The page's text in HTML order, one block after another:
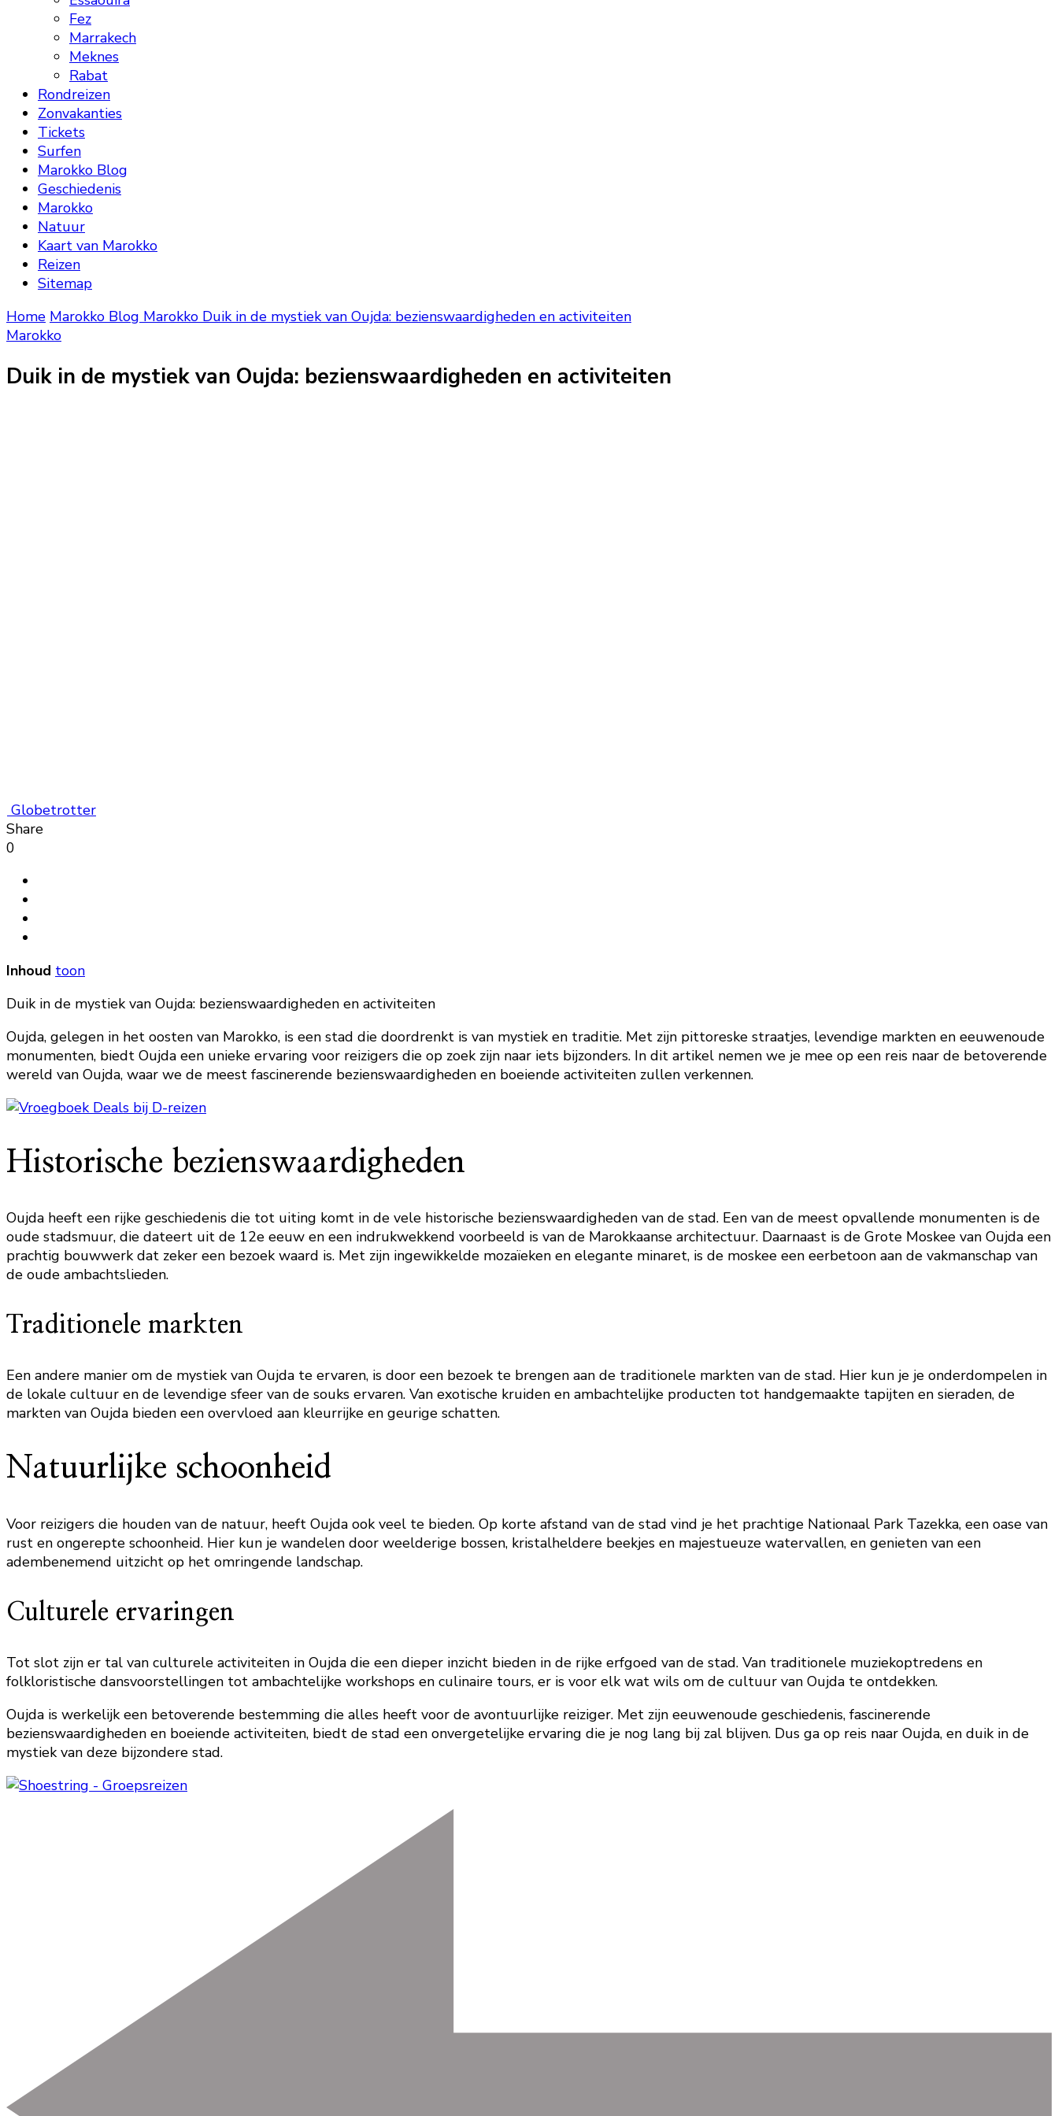
Fez
Marrakech
Meknes
Rabat
Rondreizen
Zonvakanties
Tickets
Surfen
Marokko Blog
Geschiedenis
Marokko
Natuur
Kaart van Marokko
Reizen
Sitemap
Home Marokko Blog Marokko Duik in de mystiek van Oujda: bezienswaardigheden en activiteiten
Marokko
Duik in de mystiek van Oujda: bezienswaardigheden en activiteiten
Globetrotter
Share
0
Inhoud toon
Duik in de mystiek van Oujda: bezienswaardigheden en activiteiten
Oujda, gelegen in het oosten van Marokko, is een stad die doordrenkt is van mystiek en traditie. Met zijn pittoreske straatjes, levendige markten en eeuwenoude
monumenten, biedt Oujda een unieke ervaring voor reizigers die op zoek zijn naar iets bijzonders. In dit artikel nemen we je mee op een reis naar de betoverende
wereld van Oujda, waar we de meest fascinerende bezienswaardigheden en boeiende activiteiten zullen verkennen.
Historische bezienswaardigheden
Oujda heeft een rijke geschiedenis die tot uiting komt in de vele historische bezienswaardigheden van de stad. Een van de meest opvallende monumenten is de
oude stadsmuur, die dateert uit de 12e eeuw en een indrukwekkend voorbeeld is van de Marokkaanse architectuur. Daarnaast is de Grote Moskee van Oujda een
prachtig bouwwerk dat zeker een bezoek waard is. Met zijn ingewikkelde mozaïeken en elegante minaret, is de moskee een eerbetoon aan de vakmanschap van
de oude ambachtslieden.
Traditionele markten
Een andere manier om de mystiek van Oujda te ervaren, is door een bezoek te brengen aan de traditionele markten van de stad. Hier kun je je onderdompelen in
de lokale cultuur en de levendige sfeer van de souks ervaren. Van exotische kruiden en ambachtelijke producten tot handgemaakte tapijten en sieraden, de
markten van Oujda bieden een overvloed aan kleurrijke en geurige schatten.
Natuurlijke schoonheid
Voor reizigers die houden van de natuur, heeft Oujda ook veel te bieden. Op korte afstand van de stad vind je het prachtige Nationaal Park Tazekka, een oase van
rust en ongerepte schoonheid. Hier kun je wandelen door weelderige bossen, kristalheldere beekjes en majestueuze watervallen, en genieten van een
adembenemend uitzicht op het omringende landschap.
Culturele ervaringen
Tot slot zijn er tal van culturele activiteiten in Oujda die een dieper inzicht bieden in de rijke erfgoed van de stad. Van traditionele muziekoptredens en
folkloristische dansvoorstellingen tot ambachtelijke workshops en culinaire tours, er is voor elk wat wils om de cultuur van Oujda te ontdekken.
Oujda is werkelijk een betoverende bestemming die alles heeft voor de avontuurlijke reiziger. Met zijn eeuwenoude geschiedenis, fascinerende
bezienswaardigheden en boeiende activiteiten, biedt de stad een onvergetelijke ervaring die je nog lang bij zal blijven. Dus ga op reis naar Oujda, en duik in de
mystiek van deze bijzondere stad.